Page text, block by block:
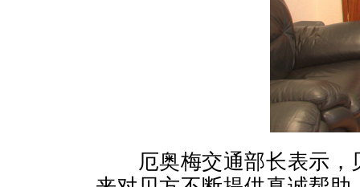
厄奥梅交通部长表示，